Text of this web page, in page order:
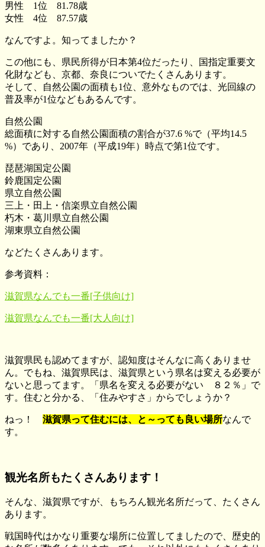
男性 1位 81.78歳
女性 4位 87.57歳
なんですよ。知ってましたか？
この他にも、県民所得が日本第4位だったり、国指定重要文
化財なども、京都、奈良についでたくさんあります。
そして、自然公園の面積も1位、意外なものでは、光回線の
普及率が1位などもあるんです。
自然公園
総面積に対する自然公園面積の割合が37.6 %で（平均14.5
%）であり、2007年（平成19年）時点で第1位です。
琵琶湖国定公園
鈴鹿国定公園
県立自然公園
三上・田上・信楽県立自然公園
朽木・葛川県立自然公園
湖東県立自然公園
などたくさんあります。
参考資料：
滋賀県なんでも一番[子供向け]
滋賀県なんでも一番[大人向け]
滋賀県民も認めてますが、認知度はそんなに高くありませ
ん。でもね、滋賀県民は、滋賀県という県名は変える必要が
ないと思ってます。「県名を変える必要がない ８２％」で
す。住むと分かる、「住みやすさ」からでしょうか？
ねっ！ 滋賀県って住むには、と～っても良い場所なんで
す。
観光名所もたくさんあります！
そんな、滋賀県ですが、もちろん観光名所だって、たくさん
あります。
戦国時代はかなり重要な場所に位置してましたので、歴史的